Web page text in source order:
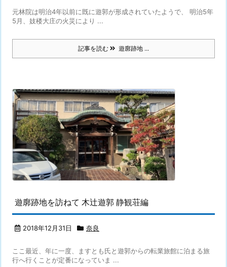
元林院は明治4年以前に既に遊郭が形成されていたようで、 明治5年
5月、妓楼大庄の火災により ...
記事を読む 遊廓跡地 ...
遊廓跡地を訪ねて 木辻遊郭 静観荘編
2018年12月31日 奈良
ここ最近、年に一度、ますとも氏と遊郭からの転業旅館に泊まる旅
行へ行くことが定番になっていま ...